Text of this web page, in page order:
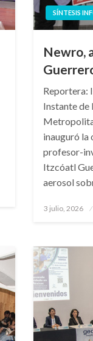
SÍNTESIS
Newro,
Reportera:
Instante de
inauguró
profesor-
Itzcóatl
aerosol
Publicado
3 julio, 2026